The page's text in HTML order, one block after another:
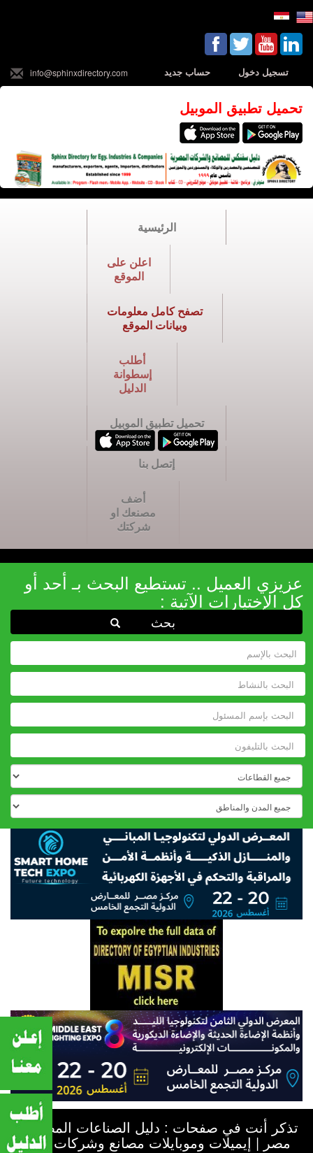
تسجيل دخول حساب جديد info@sphinxdirectory.com
تحميل تطبيق الموبيل
الرئيسية
اعلن على
الموقع
تصفح كامل معلومات
وبيانات الموقع
أطلب
إسطوانة
الدليل
تحميل تطبيق الموبيل
إتصل بنا
أضف
مصنعك او
شركتك
عزيزي العميل .. تستطيع البحث بـ أحد أو
كل الإختيارات الآتية :
تذكر أنت في صفحات : دليل الصناعات المصرية -
مصر | إيميلات وموبايلات مصانع وشركات مصر